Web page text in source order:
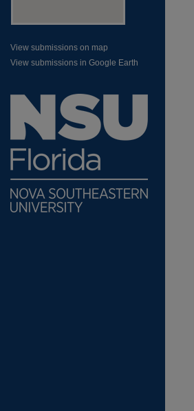
View submissions on map
View submissions in Google Earth